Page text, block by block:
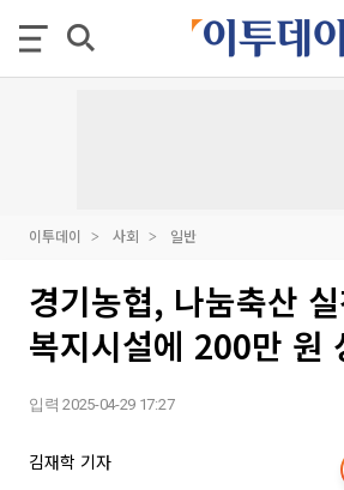
이투데이 사회 일반
경기농협, 나눔축산
복지시설에 200만 원
입력 2025-04-29 17:27
김재학 기자